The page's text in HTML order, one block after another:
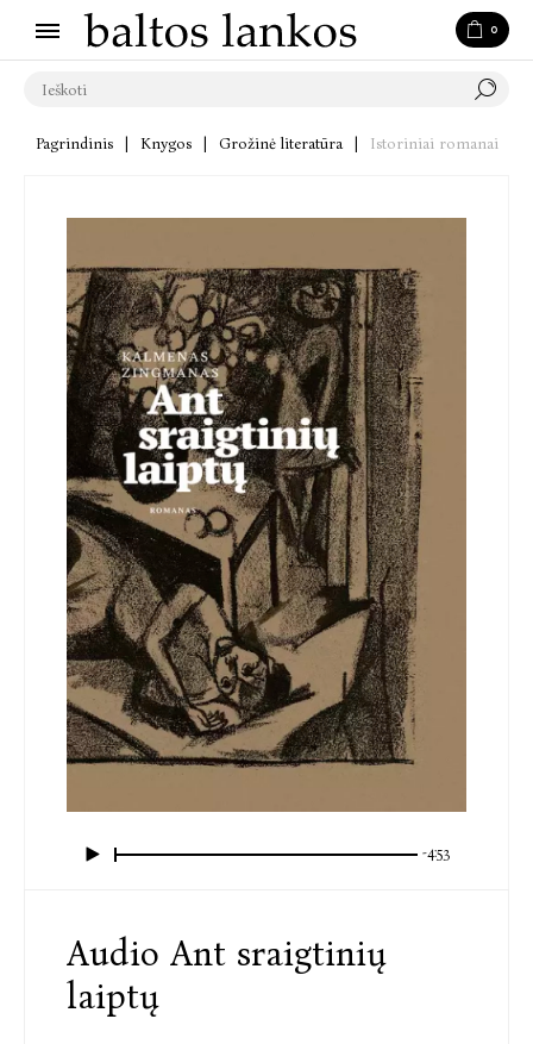
0
Pagrindinis Knygos Grožinė literatūra Istoriniai romanai
-4:53
Audio Ant sraigtinių
laiptų